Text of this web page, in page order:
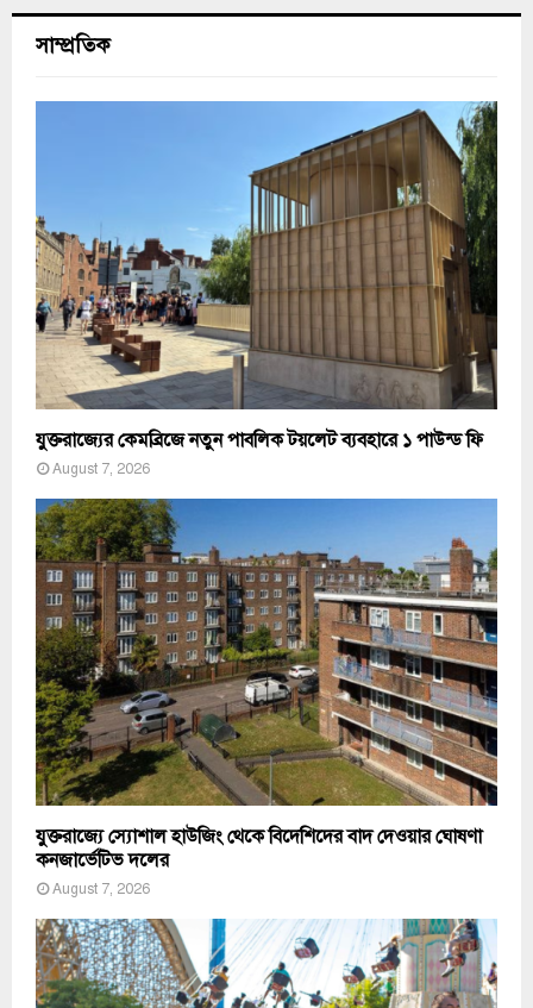
সাম্প্রতিক
যুক্তরাজ্যের কেমব্রিজে নতুন পাবলিক টয়লেট ব্যবহারে ১ পাউন্ড ফি
August 7, 2026
যুক্তরাজ্যে স্যোশাল হাউজিং থেকে বিদেশিদের বাদ দেওয়ার ঘোষণা
কনজার্ভেটিভ দলের
August 7, 2026